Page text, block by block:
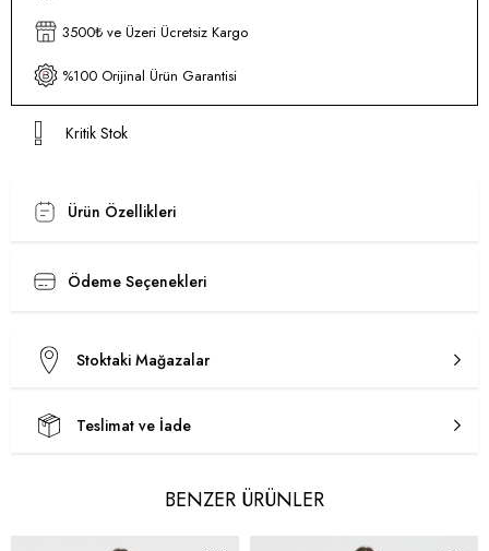
3500₺ ve Üzeri Ücretsiz Kargo
%100 Orijinal Ürün Garantisi
Kritik Stok
Ürün Özellikleri
Ödeme Seçenekleri
Stoktaki Mağazalar
Teslimat ve İade
BENZER ÜRÜNLER